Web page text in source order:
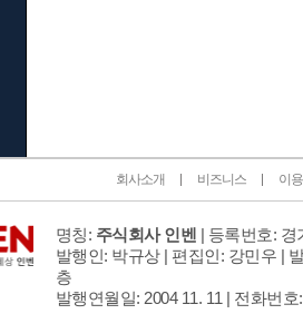
회사소개 비즈니스 이
명칭: 주식회사 인벤 | 등록번호: 경
발행인: 박규상 | 편집인: 강민우 |
층
발행연월일: 2004 11. 11 | 전화번호